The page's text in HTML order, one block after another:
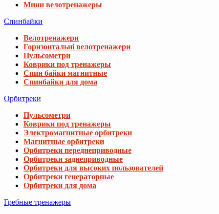
Мини велотренажеры
Спинбайки
Велотренажери
Горизонтальні велотренажери
Пульсометри
Коврики под тренажеры
Спин байки магнитные
Спинбайки для дома
Орбитреки
Пульсометри
Коврики под тренажеры
Электромагнитные орбитреки
Магнитные орбитреки
Орбитреки переднеприводные
Орбитреки заднеприводные
Орбитреки для высоких пользователей
Орбитреки генераторные
Орбитреки для дома
Гребные тренажеры